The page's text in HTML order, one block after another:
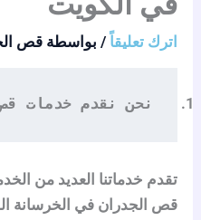
اترك تعليقاً / بواسطة قص
نحن نقدم خدمات
تقدم خدماتنا العديد من
قص الجدران في الخرسانة